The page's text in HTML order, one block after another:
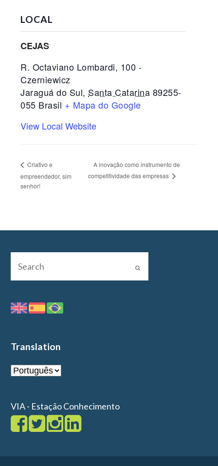
LOCAL
CEJAS
R. Octaviano Lombardi, 100 -
Czerniewicz
Jaraguá do Sul, Santa Catarina 89255-
055 Brasil + Mapa do Google
View Local Website
Criativo e
empreendedor, sim
senhor!
A inovação como instrumento de
competitividade das empresas
Translation
VIA - Estação Conhecimento